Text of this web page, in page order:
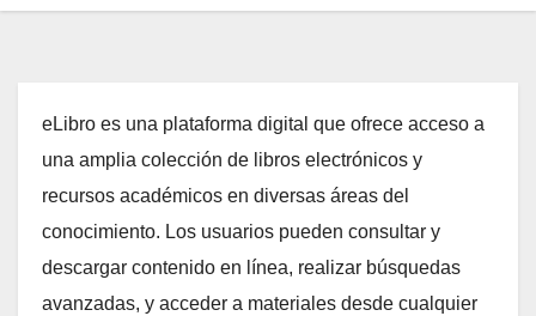
eLibro es una plataforma digital que ofrece acceso a
una amplia colección de libros electrónicos y
recursos académicos en diversas áreas del
conocimiento. Los usuarios pueden consultar y
descargar contenido en línea, realizar búsquedas
avanzadas, y acceder a materiales desde cualquier